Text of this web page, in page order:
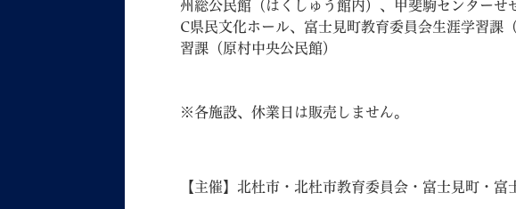
州総公民館（はくしゅう館内）、甲斐駒センター
C県民文化ホール、富士見町教育委員会生涯学習課
習課（原村中央公民館）
※各施設、休業日は販売しません。
【主催】北杜市・北杜市教育委員会・富士見町・